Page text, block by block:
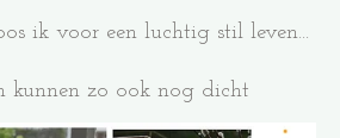
ik voor een luchtig stil leven...
kunnen zo ook nog dicht